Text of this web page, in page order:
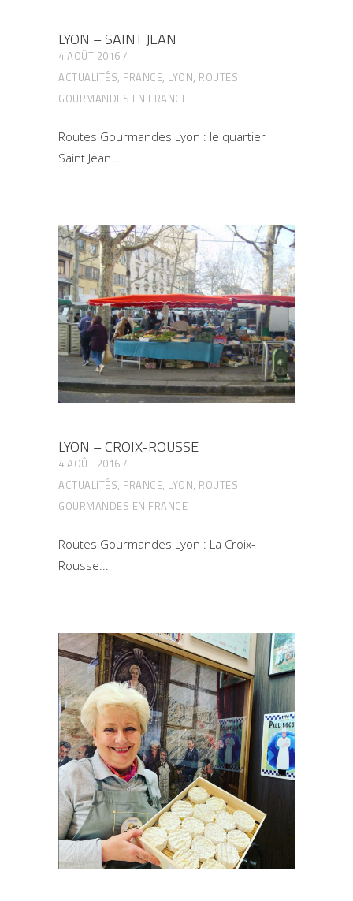
LYON – SAINT JEAN
4 AOÛT 2016
ACTUALITÉS, FRANCE, LYON, ROUTES
GOURMANDES EN FRANCE
Routes Gourmandes Lyon : le quartier
Saint Jean
LYON – CROIX-ROUSSE
4 AOÛT 2016
ACTUALITÉS, FRANCE, LYON, ROUTES
GOURMANDES EN FRANCE
Routes Gourmandes Lyon : La Croix-
Rousse